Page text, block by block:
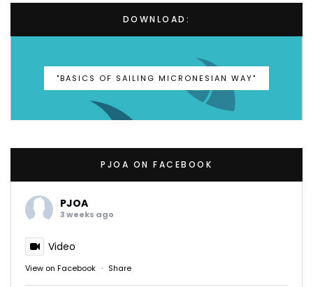
DOWNLOAD:
"BASICS OF SAILING MICRONESIAN WAY"
PJOA ON FACEBOOK
PJOA
3 weeks ago
Video
View on Facebook · Share